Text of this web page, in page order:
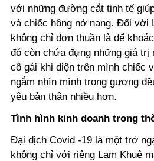
với những đường cắt tinh tế
và chiếc hông nở nang. Đối với
không chỉ đơn thuần là để
đó còn chứa đựng những giá trị
cô gái khi diện trên mình chiếc
ngắm nhìn mình trong gương
yêu bản thân nhiều hơn.
Tình hình kinh doanh trong
Đại dịch Covid -19 là một trở
không chỉ với riêng Lam Khuê